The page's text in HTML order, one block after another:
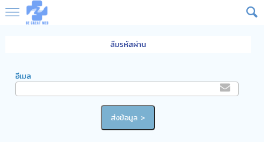
ลืมรหัสผ่าน
อีเมล